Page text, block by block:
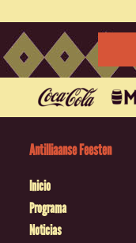
Antilliaanse Feesten
Inicio
Programa
Noticias